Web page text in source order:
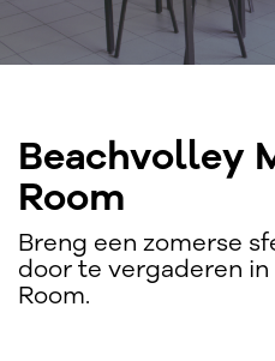
Beachvolley
Room
Breng een zomerse
door te vergaderen
Room.